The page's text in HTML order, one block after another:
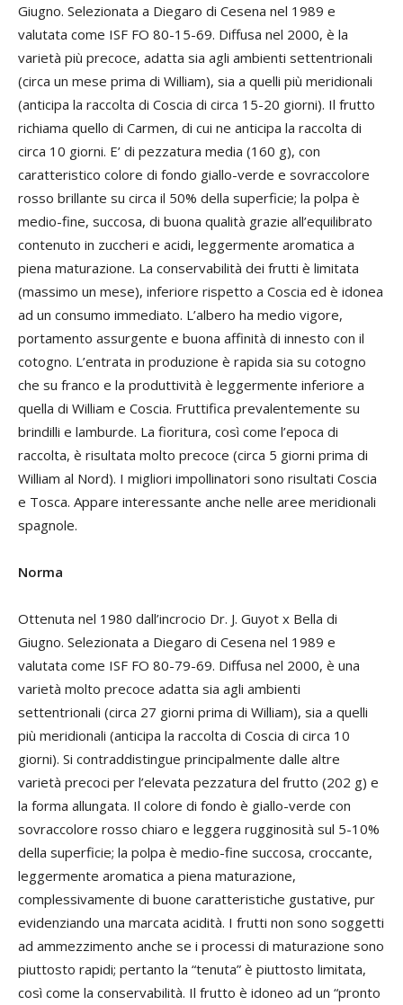
Giugno. Selezionata a Diegaro di Cesena nel 1989 e
valutata come ISF FO 80-15-69. Diffusa nel 2000, è la
varietà più precoce, adatta sia agli ambienti settentrionali
(circa un mese prima di William), sia a quelli più meridionali
(anticipa la raccolta di Coscia di circa 15-20 giorni). Il frutto
richiama quello di Carmen, di cui ne anticipa la raccolta di
circa 10 giorni. E’ di pezzatura media (160 g), con
caratteristico colore di fondo giallo-verde e sovraccolore
rosso brillante su circa il 50% della superficie; la polpa è
medio-fine, succosa, di buona qualità grazie all’equilibrato
contenuto in zuccheri e acidi, leggermente aromatica a
piena maturazione. La conservabilità dei frutti è limitata
(massimo un mese), inferiore rispetto a Coscia ed è idonea
ad un consumo immediato. L’albero ha medio vigore,
portamento assurgente e buona affinità di innesto con il
cotogno. L’entrata in produzione è rapida sia su cotogno
che su franco e la produttività è leggermente inferiore a
quella di William e Coscia. Fruttifica prevalentemente su
brindilli e lamburde. La fioritura, così come l’epoca di
raccolta, è risultata molto precoce (circa 5 giorni prima di
William al Nord). I migliori impollinatori sono risultati Coscia
e Tosca. Appare interessante anche nelle aree meridionali
spagnole.
Norma
Ottenuta nel 1980 dall’incrocio Dr. J. Guyot x Bella di
Giugno. Selezionata a Diegaro di Cesena nel 1989 e
valutata come ISF FO 80-79-69. Diffusa nel 2000, è una
varietà molto precoce adatta sia agli ambienti
settentrionali (circa 27 giorni prima di William), sia a quelli
più meridionali (anticipa la raccolta di Coscia di circa 10
giorni). Si contraddistingue principalmente dalle altre
varietà precoci per l’elevata pezzatura del frutto (202 g) e
la forma allungata. Il colore di fondo è giallo-verde con
sovraccolore rosso chiaro e leggera rugginosità sul 5-10%
della superficie; la polpa è medio-fine succosa, croccante,
leggermente aromatica a piena maturazione,
complessivamente di buone caratteristiche gustative, pur
evidenziando una marcata acidità. I frutti non sono soggetti
ad ammezzimento anche se i processi di maturazione sono
piuttosto rapidi; pertanto la “tenuta” è piuttosto limitata,
così come la conservabilità. Il frutto è idoneo ad un “pronto